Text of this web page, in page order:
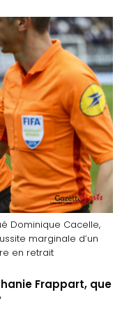
Dominique Cacelle,
marginale d’un
en retrait
Frappart, que